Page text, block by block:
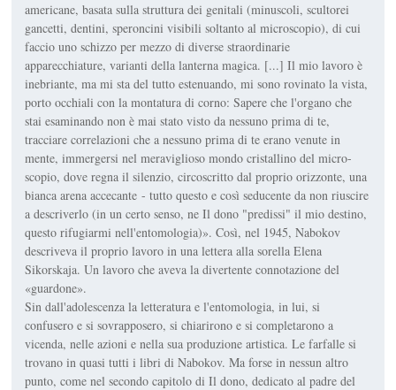
americane, basata sulla struttura dei genitali (minuscoli, scultorei
gancetti, dentini, speroncini visibili soltanto al microscopio), di cui
faccio uno schizzo per mezzo di diverse straordinarie
apparecchiature, varianti della lanterna magica. [...] Il mio lavoro è
inebriante, ma mi sta del tutto estenuando, mi sono rovinato la vista,
porto occhiali con la montatura di corno: Sapere che l'organo che
stai esaminando non è mai stato visto da nessuno prima di te,
tracciare correlazioni che a nessuno prima di te erano venute in
mente, immergersi nel meraviglioso mondo cristallino del micro-
scopio, dove regna il silenzio, circoscritto dal proprio orizzonte, una
bianca arena accecante - tutto questo e così seducente da non riuscire
a descriverlo (in un certo senso, ne Il dono "predissi" il mio destino,
questo rifugiarmi nell'entomologia)». Così, nel 1945, Nabokov
descriveva il proprio lavoro in una lettera alla sorella Elena
Sikorskaja. Un lavoro che aveva la divertente connotazione del
«guardone».
Sin dall'adolescenza la letteratura e l'entomologia, in lui, si
confusero e si sovrapposero, si chiarirono e si completarono a
vicenda, nelle azioni e nella sua produzione artistica. Le farfalle si
trovano in quasi tutti i libri di Nabokov. Ma forse in nessun altro
punto, come nel secondo capitolo di Il dono, dedicato al padre del